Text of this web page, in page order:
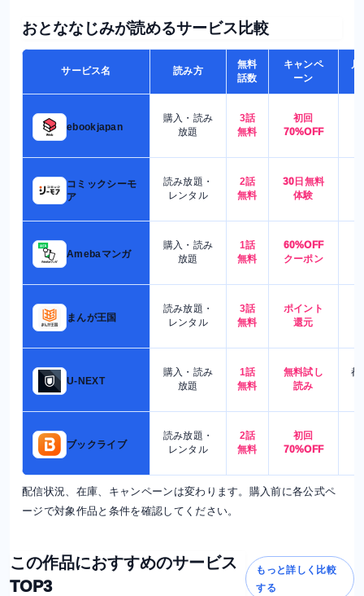
おとななじみが読めるサービス比較
サービス名 読み方
無料
話数
キャンペ
ーン
月
ebookjapan
購入・読み
放題
3話
無料
初回
70%OFF
コミックシーモ
ア
読み放題・
レンタル
2話
無料
30日無料
体験
Amebaマンガ
購入・読み
放題
1話
無料
60%OFF
クーポン
まんが王国
読み放題・
レンタル
3話
無料
ポイント
還元
U-NEXT
購入・読み
放題
1話
無料
無料試し
読み
都
ブックライブ
読み放題・
レンタル
2話
無料
初回
70%OFF
配信状況、在庫、キャンペーンは変わります。購入前に各公式ペ
ージで対象作品と条件を確認してください。
この作品におすすめのサービス
TOP3
もっと詳しく比較
する